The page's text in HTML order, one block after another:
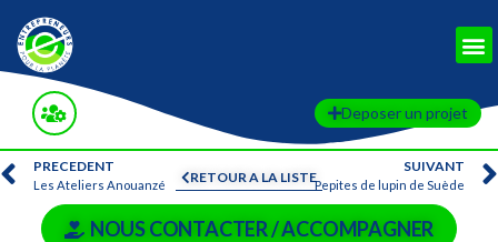
Deposer un projet
RETOUR A LA LISTE
PRECEDENT
Les Ateliers Anouanzé
SUIVANT
Pepites de lupin de Suède
NOUS CONTACTER / ACCOMPAGNER